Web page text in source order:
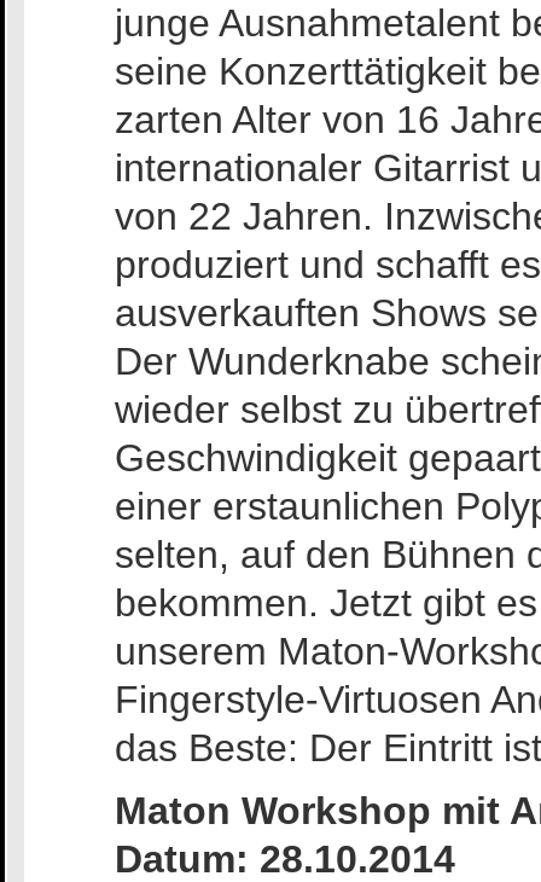
junge Ausnahmetalent
seine Konzerttätigkeit
zarten Alter von 16
internationaler Gitarrist
von 22 Jahren.
produziert und schafft
ausverkauften Shows
Der Wunderknabe
wieder selbst zu
Geschwindigkeit
einer erstaunlichen
selten, auf den Bühnen
bekommen. Jetzt gibt
unserem Maton-
Fingerstyle-Virtuosen
das Beste: Der Eintritt
Maton Workshop mit
Datum: 28.10.2014